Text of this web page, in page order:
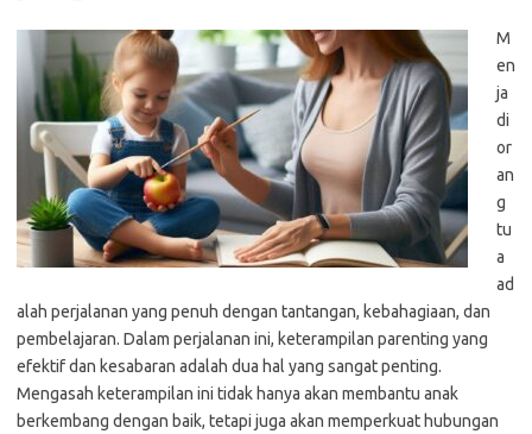
M
en
ja
di
or
an
g
tu
a
ad
alah perjalanan yang penuh dengan tantangan, kebahagiaan, dan
pembelajaran. Dalam perjalanan ini, keterampilan parenting yang
efektif dan kesabaran adalah dua hal yang sangat penting.
Mengasah keterampilan ini tidak hanya akan membantu anak
berkembang dengan baik, tetapi juga akan memperkuat hubungan